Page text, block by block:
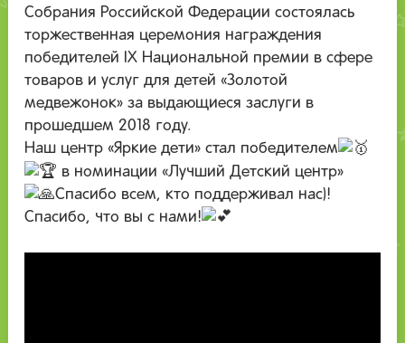
Собрания Российской Федерации состоялась
торжественная церемония награждения
победителей IX Национальной премии в сфере
товаров и услуг для детей «Золотой
медвежонок» за выдающиеся заслуги в
прошедшем 2018 году.
Наш центр «Яркие дети» стал победителем
в номинации «Лучший Детский центр»
Спасибо всем, кто поддерживал нас)!
Спасибо, что вы с нами!